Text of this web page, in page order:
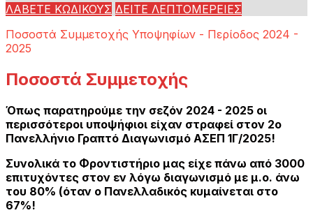
ΛΑΒΕΤΕ ΚΩΔΙΚΟΥΣ ΔΕΙΤΕ ΛΕΠΤΟΜΕΡΕΙΕΣ
Ποσοστά Συμμετοχής Υποψηφίων - Περίοδος 2024 -
2025
Ποσοστά Συμμετοχής
Όπως παρατηρούμε την σεζόν 2024 - 2025 οι
περισσότεροι υποψήφιοι είχαν στραφεί στον 2ο
Πανελλήνιο Γραπτό Διαγωνισμό ΑΣΕΠ 1Γ/2025!
Συνολικά το Φροντιστήριο μας είχε πάνω από 3000
επιτυχόντες στον εν λόγω διαγωνισμό με μ.ο. άνω
του 80% (όταν ο Πανελλαδικός κυμαίνεται στο
67%!